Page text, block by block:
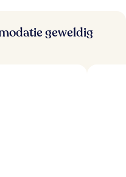
geweldig